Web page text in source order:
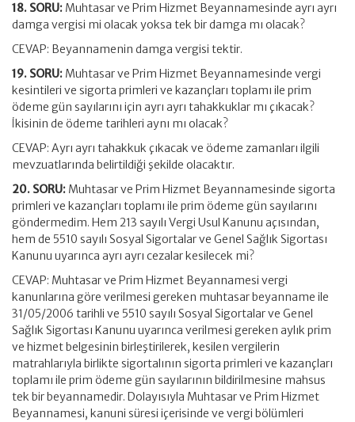
18. SORU: Muhtasar ve Prim Hizmet Beyannamesinde ayrı ayrı
damga vergisi mi olacak yoksa tek bir damga mı olacak?
CEVAP: Beyannamenin damga vergisi tektir.
19. SORU: Muhtasar ve Prim Hizmet Beyannamesinde vergi
kesintileri ve sigorta primleri ve kazançları toplamı ile prim
ödeme gün sayılarını için ayrı ayrı tahakkuklar mı çıkacak?
İkisinin de ödeme tarihleri aynı mı olacak?
CEVAP: Ayrı ayrı tahakkuk çıkacak ve ödeme zamanları ilgili
mevzuatlarında belirtildiği şekilde olacaktır.
20. SORU: Muhtasar ve Prim Hizmet Beyannamesinde sigorta
primleri ve kazançları toplamı ile prim ödeme gün sayılarını
göndermedim. Hem 213 sayılı Vergi Usul Kanunu açısından,
hem de 5510 sayılı Sosyal Sigortalar ve Genel Sağlık Sigortası
Kanunu uyarınca ayrı ayrı cezalar kesilecek mi?
CEVAP: Muhtasar ve Prim Hizmet Beyannamesi vergi
kanunlarına göre verilmesi gereken muhtasar beyanname ile
31/05/2006 tarihli ve 5510 sayılı Sosyal Sigortalar ve Genel
Sağlık Sigortası Kanunu uyarınca verilmesi gereken aylık prim
ve hizmet belgesinin birleştirilerek, kesilen vergilerin
matrahlarıyla birlikte sigortalının sigorta primleri ve kazançları
toplamı ile prim ödeme gün sayılarının bildirilmesine mahsus
tek bir beyannamedir. Dolayısıyla Muhtasar ve Prim Hizmet
Beyannamesi, kanuni süresi içerisinde ve vergi bölümleri